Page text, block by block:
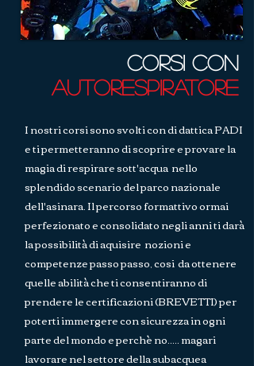
Corsi con
autorespiratore
I nostri corsi sono svolti con di dattica PADI
e ti permetteranno di scoprire e provare la
magia di respirare sott'acqua nello
splendido scenario del parco nazionale
dell'asinara. Il percorso formattivo ormai
perfezionato e consolidato negli anni ti darà
la possibilità di aquisire nozioni e
competenze passo passo, cosi da ottenere
quelle abilità che ti consentiranno di
prendere le certificazioni (BREVETTI) per
poterti immergere con sicurezza in ogni
parte del mondo e perchè no..... magari
lavorare nel settore della subacquea